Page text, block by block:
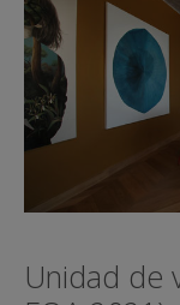
Unidad de